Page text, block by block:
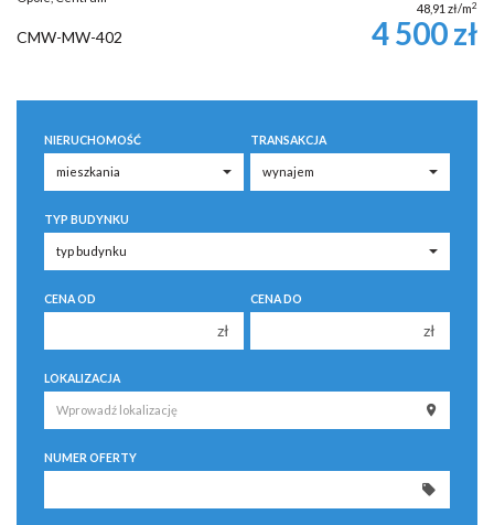
48,91 zł/m2
CMW-MW-402 4 500 zł
NIERUCHOMOŚĆ TRANSAKCJA
TYP BUDYNKU
CENA OD
zł
200 000 zł
250 000 zł
300 000 zł
CENA DO
zł
200 000 zł
250 000 zł
LOKALIZACJA
NUMER OFERTY